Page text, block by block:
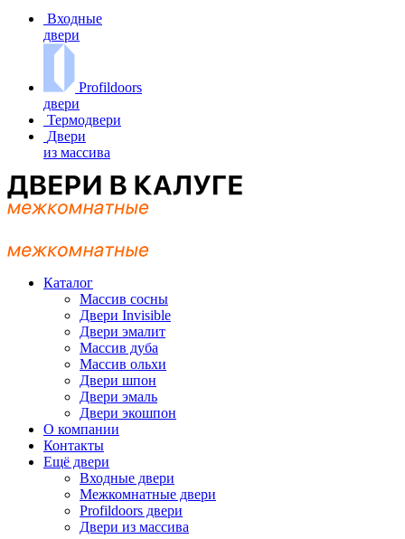
Входные
двери
Profildoors
двери
Термодвери
Двери
из массива
Каталог
Массив сосны
Двери Invisible
Двери эмалит
Массив дуба
Массив ольхи
Двери шпон
Двери эмаль
Двери экошпон
О компании
Контакты
Ещё двери
Входные двери
Межкомнатные двери
Profildoors двери
Двери из массива